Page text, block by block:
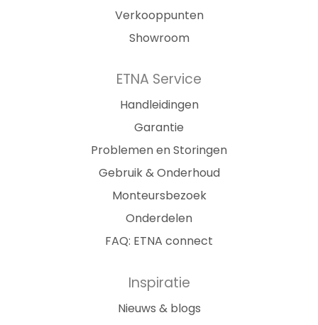
Verkooppunten
Showroom
ETNA Service
Handleidingen
Garantie
Problemen en Storingen
Gebruik & Onderhoud
Monteursbezoek
Onderdelen
FAQ: ETNA connect
Inspiratie
Nieuws & blogs